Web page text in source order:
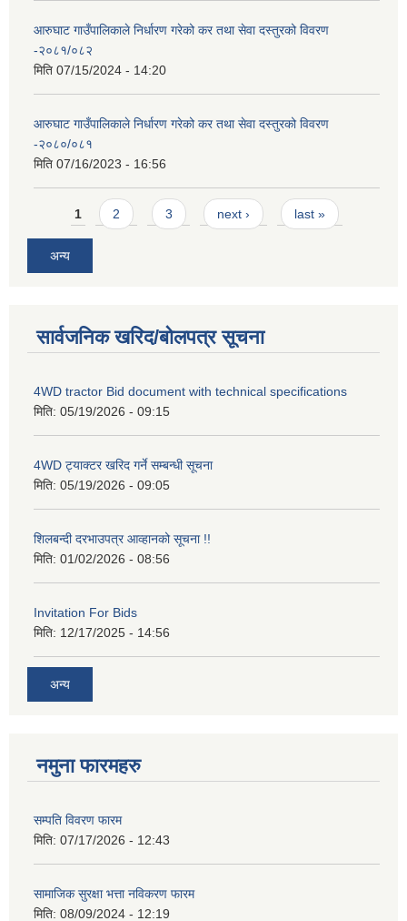
आरुघाट गाउँपालिकाले निर्धारण गरेको कर तथा सेवा दस्तुरको विवरण
-२०८१/०८२
मिति 07/15/2024 - 14:20
आरुघाट गाउँपालिकाले निर्धारण गरेको कर तथा सेवा दस्तुरको विवरण
-२०८०/०८१
मिति 07/16/2023 - 16:56
Pages
1 2 3 next › last »
अन्य
सार्वजनिक खरिद/बोलपत्र सूचना
4WD tractor Bid document with technical specifications
मिति: 05/19/2026 - 09:15
4WD ट्याक्टर खरिद गर्ने सम्बन्धी सूचना
मिति: 05/19/2026 - 09:05
शिलबन्दी दरभाउपत्र आव्हानको सूचना !!
मिति: 01/02/2026 - 08:56
Invitation For Bids
मिति: 12/17/2025 - 14:56
अन्य
नमुना फारमहरु
सम्पति विवरण फारम
मिति: 07/17/2026 - 12:43
सामाजिक सुरक्षा भत्ता नविकरण फारम
मिति: 08/09/2024 - 12:19